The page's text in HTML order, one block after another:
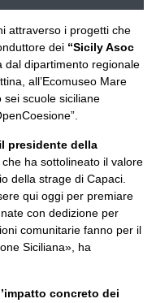
attraverso i progetti che
dei “Sicily Asoc
dal dipartimento regionale
all’Ecomuseo Mare
sei scuole siciliane
l presidente della
che ha sottolineato il valore
della strage di Capaci.
qui oggi per premiare
con dedizione per
comunitarie fanno per il
Siciliana», ha
concreto dei